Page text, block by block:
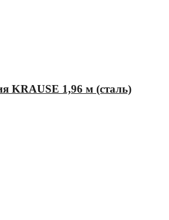
KRAUSE 1,96 м (сталь)